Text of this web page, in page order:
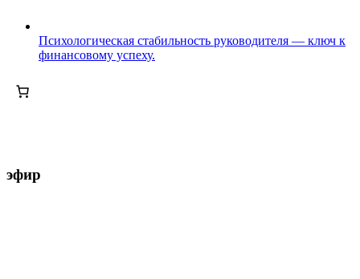
Психологическая стабильность руководителя — ключ к
финансовому успеху.
эфир